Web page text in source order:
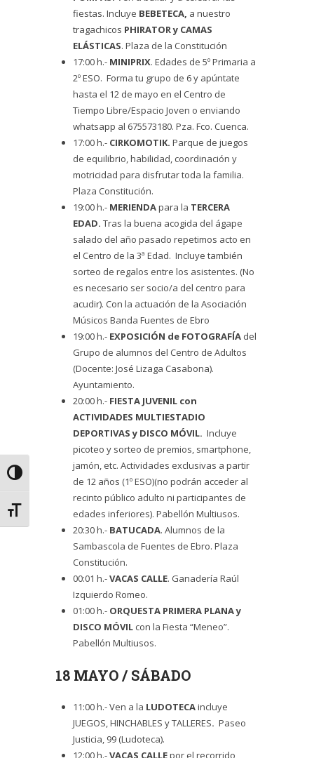
Alternar alto contraste
Alternar tamaño de letra
fiestas. Incluye BEBETECA, a nuestro
tragachicos PHIRATOR y CAMAS
ELÁSTICAS. Plaza de la Constitución
17:00 h.- MINIPRIX. Edades de 5º Primaria a
2º ESO. Forma tu grupo de 6 y apúntate
hasta el 12 de mayo en el Centro de
Tiempo Libre/Espacio Joven o enviando
whatsapp al 675573180. Pza. Fco. Cuenca.
17:00 h.- CIRKOMOTIK. Parque de juegos
de equilibrio, habilidad, coordinación y
motricidad para disfrutar toda la familia.
Plaza Constitución.
19:00 h.- MERIENDApara la TERCERA
EDAD. Tras la buena acogida del ágape
salado del año pasado repetimos acto en
el Centro de la 3ª Edad. Incluye también
sorteo de regalos entre los asistentes. (No
es necesario ser socio/a del centro para
acudir). Con la actuación de la Asociación
Músicos Banda Fuentes de Ebro
19:00 h.- EXPOSICIÓN de FOTOGRAFÍA del
Grupo de alumnos del Centro de Adultos
(Docente: José Lizaga Casabona).
Ayuntamiento.
20:00 h.- FIESTA JUVENIL con
ACTIVIDADES MULTIESTADIO
DEPORTIVAS y DISCO MÓVIL. Incluye
picoteo y sorteo de premios, smartphone,
jamón, etc. Actividades exclusivas a partir
de 12 años (1º ESO)(no podrán acceder al
recinto público adulto ni participantes de
edades inferiores). Pabellón Multiusos.
20:30 h.- BATUCADA. Alumnos de la
Sambascola de Fuentes de Ebro. Plaza
Constitución.
00:01 h.-VACAS CALLE. Ganadería Raúl
Izquierdo Romeo.
01:00 h.- ORQUESTA PRIMERA PLANAy
DISCO MÓVIL con la Fiesta “Meneo”.
Pabellón Multiusos.
18 MAYO / SÁBADO
11:00 h.- Ven a la LUDOTECAincluye
JUEGOS, HINCHABLES y TALLERES. Paseo
Justicia, 99 (Ludoteca).
12:00 h.-VACAS CALLEpor el recorrido